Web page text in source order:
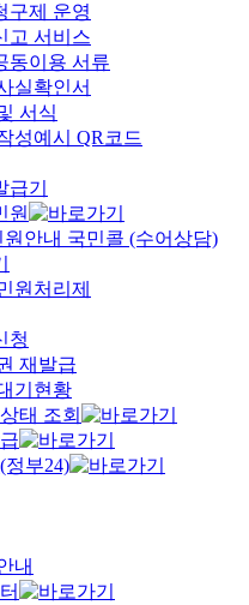
구제 운영
고 서비스
동이용 서류
실확인서
서식
성예시 QR코드
급기
원
원안내 국민콜 (수어상담)
원처리제
청
재발급
기현황
태 조회
정부24)
내